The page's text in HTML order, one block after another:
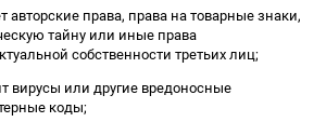
авторские права, права на товарные знаки,
тайну или иные права
собственности третьих лиц;
вирусы или другие вредоносные
коды;